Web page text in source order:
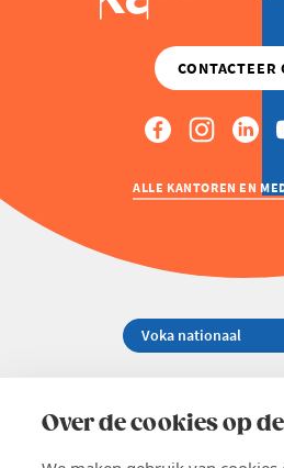
Over de cookies op
ALLE KANTOREN EN
02 229 81 11